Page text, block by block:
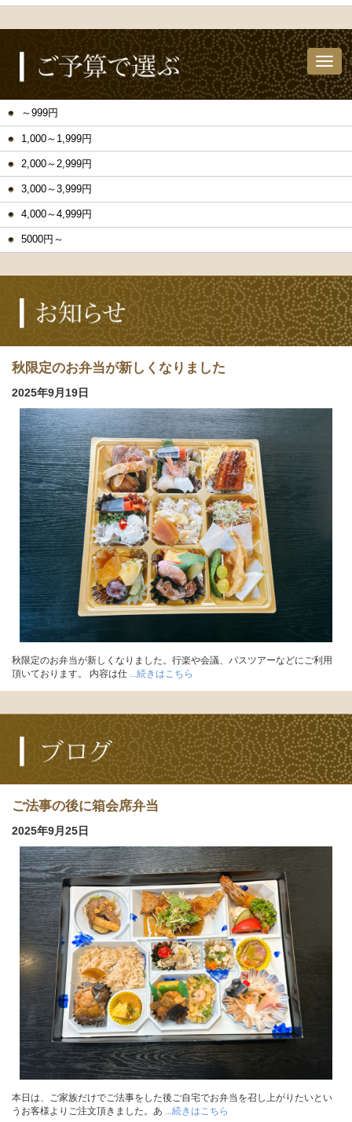
～999円
1,000～1,999円
2,000～2,999円
3,000～3,999円
4,000～4,999円
5000円～
秋限定のお弁当が新しくなりました
2025年9月19日
秋限定のお弁当が新しくなりました。行楽や会議、バスツアーなどにご利用
頂いております。 内容は仕
...続きはこちら
ご法事の後に箱会席弁当
2025年9月25日
本日は、ご家族だけでご法事をした後ご自宅でお弁当を召し上がりたいとい
うお客様よりご注文頂きました。あ ...続きはこちら